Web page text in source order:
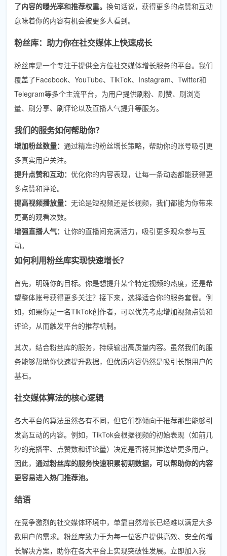
了内容的曝光率和推荐权重。 换句话说，获得更多的点赞和互动
意味着你的内容有机会被更多人看到。
粉丝库：助力你在社交媒体上快速成长
粉丝库是一个专注于提供全方位社交媒体增长服务的平台。我们
覆盖了Facebook、YouTube、TikTok、Instagram、Twitter和
Telegram等多个主流平台，为用户提供刷粉、刷赞、刷浏览
量、刷分享、刷评论以及直播人气提升等服务。
我们的服务如何帮助你？
增加粉丝数量： 通过精准的粉丝增长策略，帮助你的账号吸引更
多真实用户关注。
提升点赞和互动： 优化你的内容表现，让每一条动态都能获得更
多点赞和评论。
提高视频播放量： 无论是短视频还是长视频，我们都能为你带来
更高的观看次数。
增强直播人气： 让你的直播间充满活力，吸引更多观众参与互
动。
如何利用粉丝库实现快速增长？
首先，明确你的目标。你是想提升某个特定视频的热度，还是希
望整体账号获得更多关注？接下来，选择适合你的服务套餐。例
如，如果你是一名TikTok创作者，可以优先考虑增加视频点赞和
评论，从而触发平台的推荐机制。
其次，结合粉丝库的服务，持续输出高质量内容。虽然我们的服
务能够帮助你快速提升数据，但优质内容仍然是吸引长期用户的
基石。
社交媒体算法的核心逻辑
各大平台的算法虽然各有不同，但它们都倾向于推荐那些能够引
发高互动的内容。例如，TikTok会根据视频的初始表现（如前几
秒的完播率、点赞数和评论量）决定是否将其推送给更多用户。
因此， 通过粉丝库的服务快速积累初期数据，可以帮助你的内容
更容易进入热门推荐池。
结语
在竞争激烈的社交媒体环境中，单靠自然增长已经难以满足大多
数用户的需求。粉丝库致力于为每一位客户提供高效、安全的增
长解决方案，助你在各大平台上实现突破性发展。立即加入我